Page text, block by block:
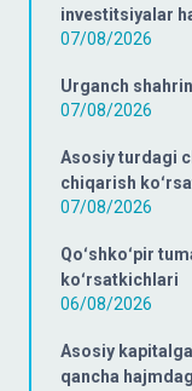
investitsiyalar
07/08/2026
Urganch
07/08/2026
Asosiy turdagi
chiqarish
07/08/2026
Qoʻshkoʻpir
koʻrsatkichlari
06/08/2026
Asosiy
qancha